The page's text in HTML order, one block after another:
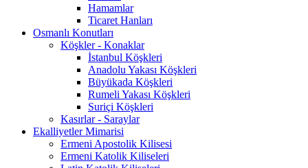
Hamamlar
Ticaret Hanları
Osmanlı Konutları
Köşkler - Konaklar
İstanbul Köşkleri
Anadolu Yakası Köşkleri
Büyükada Köşkleri
Rumeli Yakası Köşkleri
Suriçi Köşkleri
Kasırlar - Saraylar
Ekalliyetler Mimarisi
Ermeni Apostolik Kilisesi
Ermeni Katolik Kiliseleri